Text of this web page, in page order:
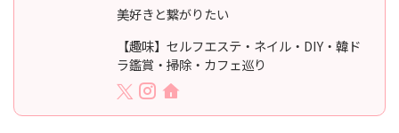
美好きと繋がりたい
【趣味】セルフエステ・ネイル・DIY・韓ド
ラ鑑賞・掃除・カフェ巡り